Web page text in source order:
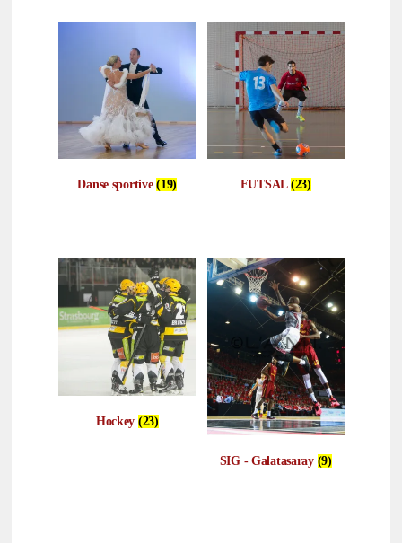
Danse sportive(19) FUTSAL (23)
Hockey (23)
SIG - Galatasaray (9)